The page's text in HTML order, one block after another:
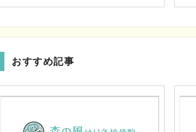
おすすめ記事